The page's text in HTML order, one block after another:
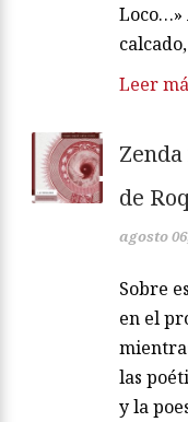
Loco…»
Leer
de
agosto
Sobre
en el
las
y la